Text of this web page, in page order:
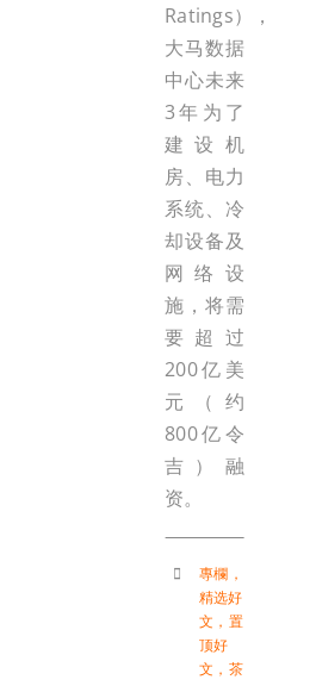
Ratings），
大马数据
中心未来
3年为了
建设机
房、电力
系统、冷
却设备及
网络设
施，将需
要超过
200亿美
元（约
800亿令
吉）融
资。
專欄 ，
精选好
文 ， 置
顶好
文 ， 茶